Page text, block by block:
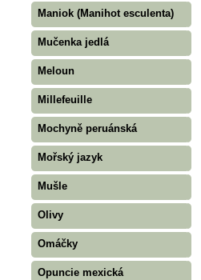
Maniok (Manihot esculenta)
Mučenka jedlá
Meloun
Millefeuille
Mochyně peruánská
Mořský jazyk
Mušle
Olivy
Omáčky
Opuncie mexická